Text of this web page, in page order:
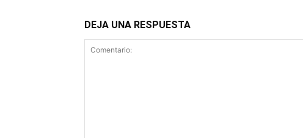
DEJA UNA RESPUESTA